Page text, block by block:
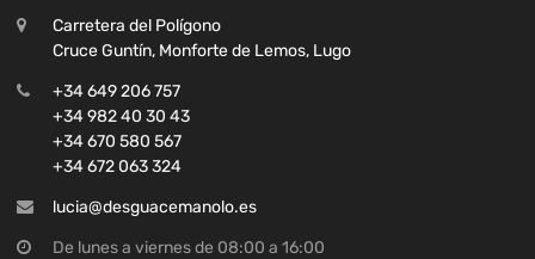
Carretera del Polígono
Cruce Guntín, Monforte de Lemos, Lugo
+34 649 206 757
+34 982 40 30 43
+34 670 580 567
+34 672 063 324
lucia@desguacemanolo.es
De lunes a viernes de 08:00 a 16:00